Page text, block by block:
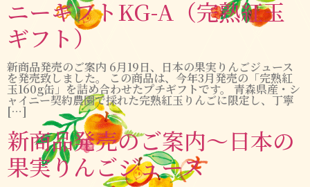
ニーギフトKG-A（完熟紅玉
ギフト）
新商品発売のご案内 6月19日、日本の果実りんごジュース
を発売致しました。 この商品は、今年3月発売の「完熟紅
玉160g缶」を詰め合わせたプチギフトです。 青森県産・シ
ャイニー契約農園で採れた完熟紅玉りんごに限定し、丁寧
[…]
新商品発売のご案内～日本の
果実りんごジュース